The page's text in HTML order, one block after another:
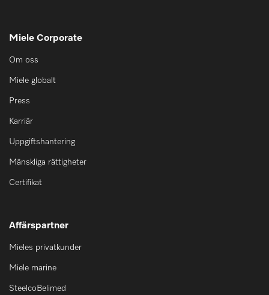
Miele Corporate
Om oss
Miele globalt
Press
Karriär
Uppgiftshantering
Mänskliga rättigheter
Certifikat
Affärspartner
Mieles privatkunder
Miele marine
SteelcoBelimed